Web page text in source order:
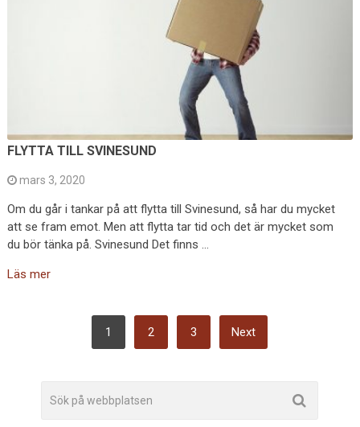
FLYTTA TILL SVINESUND
mars 3, 2020
Om du går i tankar på att flytta till Svinesund, så har du mycket
att se fram emot. Men att flytta tar tid och det är mycket som
du bör tänka på. Svinesund Det finns …
Läs mer
SIDNUMRERING
1 2 3 Next